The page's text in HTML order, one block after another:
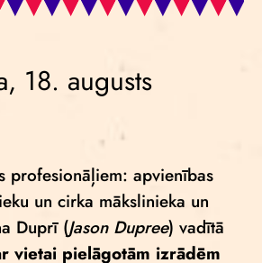
18. augusts
profesionāļiem: apvienības
un cirka mākslinieka un
Duprī (Jason Dupree) vadītā
vietai pielāgotām izrādēm